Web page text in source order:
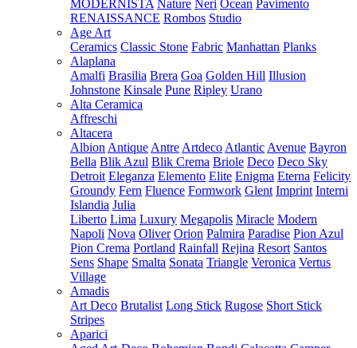
MODERNISTA Nature Neri Ocean Pavimento
RENAISSANCE Rombos Studio
Age Art
Ceramics Classic Stone Fabric Manhattan Planks
Alaplana
Amalfi Brasilia Brera Goa Golden Hill Illusion
Johnstone Kinsale Pune Ripley Urano
Alta Ceramica
Affreschi
Altacera
Albion Antique Antre Artdeco Atlantic Avenue Bayron
Bella Blik Azul Blik Crema Briole Deco Deco Sky
Detroit Eleganza Elemento Elite Enigma Eterna Felicity
Groundy Fern Fluence Formwork Glent Imprint Interni
Islandia Julia
Liberto Lima Luxury Megapolis Miracle Modern
Napoli Nova Oliver Orion Palmira Paradise Pion Azul
Pion Crema Portland Rainfall Rejina Resort Santos
Sens Shape Smalta Sonata Triangle Veronica Vertus
Village
Amadis
Art Deco Brutalist Long Stick Rugose Short Stick
Stripes
Aparici